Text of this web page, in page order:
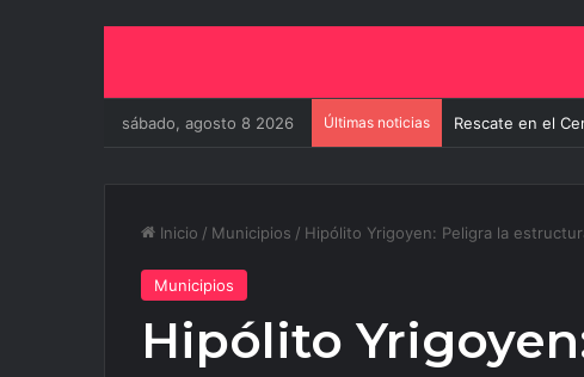
sábado, agosto 8 2026 Últimas noticias El Gobierno de
Inicio / Municipios / Hipólito Yrigoyen: Peligra la
Municipios
Hipólito